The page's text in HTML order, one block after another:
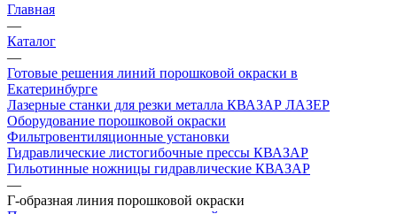
Главная
—
Каталог
—
Готовые решения линий порошковой окраски в
Екатеринбурге
Лазерные станки для резки металла КВАЗАР ЛАЗЕР
Оборудование порошковой окраски
Фильтровентиляционные установки
Гидравлические листогибочные прессы КВАЗАР
Гильотинные ножницы гидравлические КВАЗАР
—
Г-образная линия порошковой окраски